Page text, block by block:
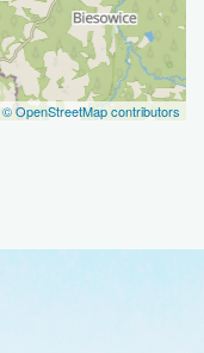
© OpenStreetMap contributors